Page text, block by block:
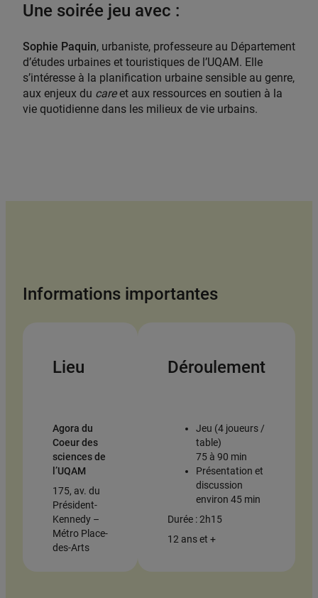
Une soirée jeu avec :
Sophie Paquin, urbaniste, professeure au Département
d’études urbaines et touristiques de l’UQAM. Elle
s’intéresse à la planification urbaine sensible au genre,
aux enjeux du careet aux ressources en soutien à la
vie quotidienne dans les milieux de vie urbains.
Informations importantes
Lieu
Agora du
Coeur des
sciences de
l’UQAM
175, av. du
Président-
Kennedy –
Métro Place-
des-Arts
Déroulement
Jeu (4 joueurs /
table)
75 à 90 min
Présentation et
discussion
environ 45 min
Durée : 2h15
12 ans et +